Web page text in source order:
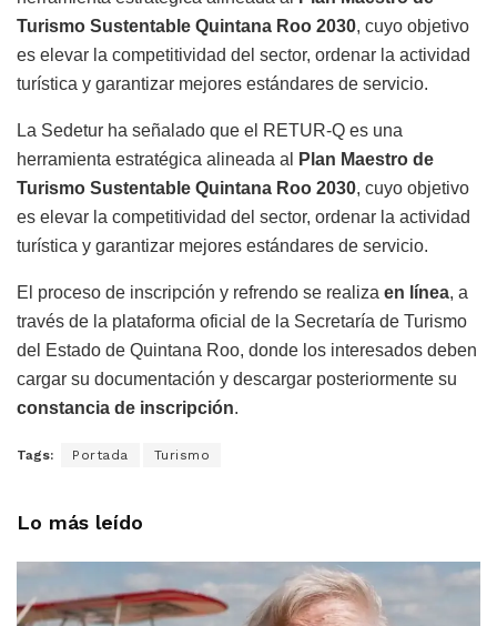
Turismo Sustentable Quintana Roo 2030, cuyo objetivo
es elevar la competitividad del sector, ordenar la actividad
turística y garantizar mejores estándares de servicio.
La Sedetur ha señalado que el RETUR-Q es una
herramienta estratégica alineada al
Plan Maestro de
Turismo Sustentable Quintana Roo 2030, cuyo objetivo
es elevar la competitividad del sector, ordenar la actividad
turística y garantizar mejores estándares de servicio.
El proceso de inscripción y refrendo se realiza en línea, a
través de la plataforma oficial de la Secretaría de Turismo
del Estado de Quintana Roo, donde los interesados deben
cargar su documentación y descargar posteriormente su
constancia de inscripción.
Tags: Portada Turismo
Lo más leído